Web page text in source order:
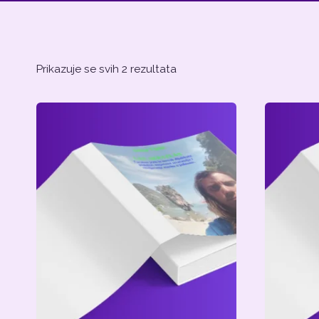
Prikazuje se svih 2 rezultata